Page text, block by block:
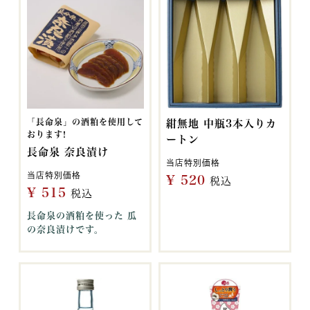
「長命泉」の酒粕を使用して
おります!
長命泉 奈良漬け
当店特別価格
¥ 515 税込
長命泉の酒粕を使った 瓜
の奈良漬けです。
紺無地 中瓶3本入りカ
ートン
当店特別価格
¥ 520 税込